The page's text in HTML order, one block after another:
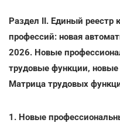
Раздел II. Единый реестр
профессий: новая
2026. Новые
трудовые функции,
Матрица трудовых
1. Новые